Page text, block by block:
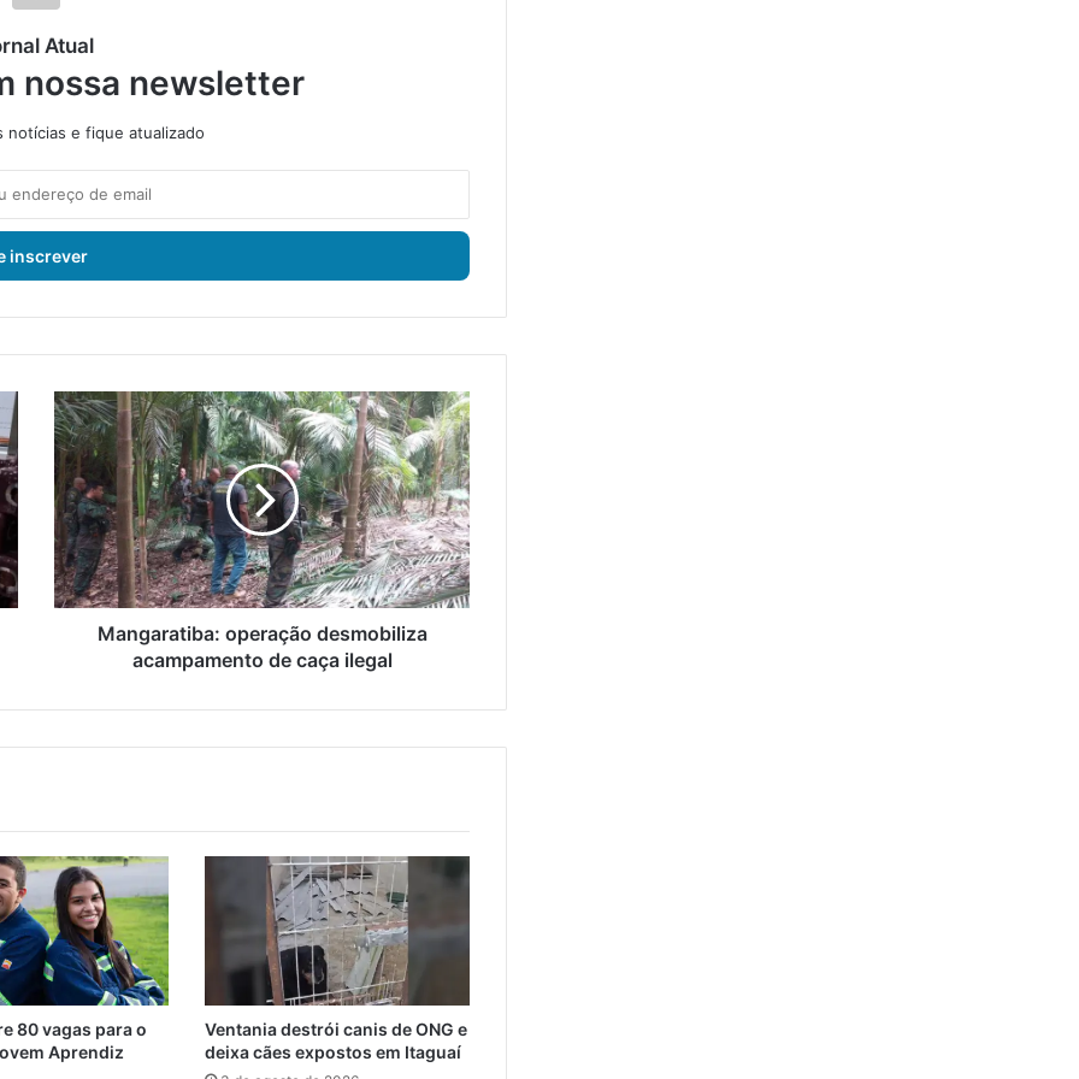
Atual
nossa newsletter
notícias e fique atualizado
M
a
n
g
a
r
a
t
i
o
ç
ã
o
d
e
s
m
o
b
i
Mangaratiba: operação desmobiliza
acampamento de caça ilegal
80 vagas para o
Aprendiz
Ventania destrói canis de ONG e
deixa cães expostos em Itaguaí